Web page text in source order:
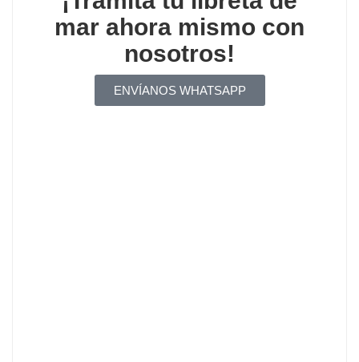
mar ahora mismo con
nosotros!
ENVÍANOS WHATSAPP